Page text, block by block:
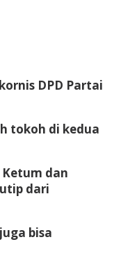
DPD Partai
tokoh di kedua
dan
dari
bisa